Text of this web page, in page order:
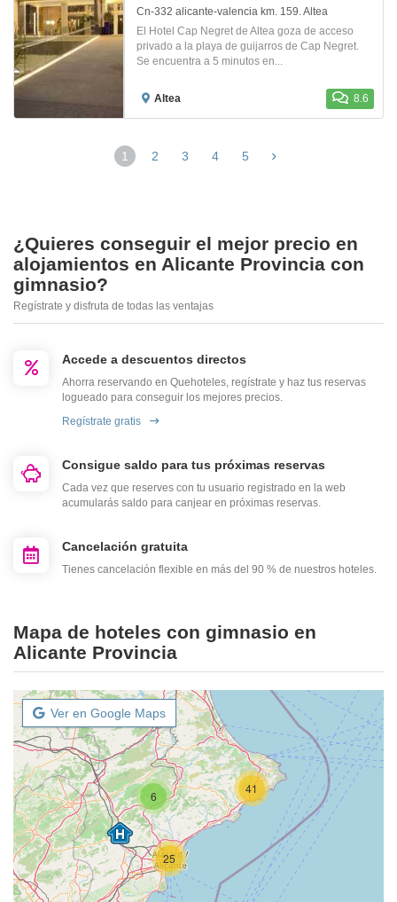
Cn-332 alicante-valencia km. 159. Altea
El Hotel Cap Negret de Altea goza de acceso
privado a la playa de guijarros de Cap Negret.
Se encuentra a 5 minutos en...
Altea 8.6
1 2 3 4 5
¿Quieres conseguir el mejor precio en
alojamientos en Alicante Provincia con
gimnasio?
Regístrate y disfruta de todas las ventajas
Accede a descuentos directos
Ahorra reservando en Quehoteles, regístrate y haz tus reservas
logueado para conseguir los mejores precios.
Regístrate gratis
Consigue saldo para tus próximas reservas
Cada vez que reserves con tu usuario registrado en la web
acumularás saldo para canjear en próximas reservas.
Cancelación gratuita
Tienes cancelación flexible en más del 90 % de nuestros hoteles.
Mapa de hoteles con gimnasio en
Alicante Provincia
Ver en Google Maps
6
25
41